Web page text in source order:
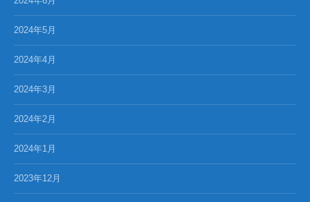
2024年5月
2024年4月
2024年3月
2024年2月
2024年1月
2023年12月